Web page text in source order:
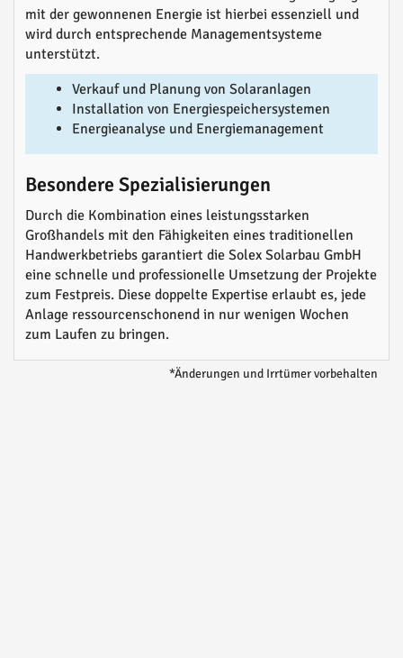
mit der gewonnenen Energie ist hierbei essenziell und
wird durch entsprechende Managementsysteme
unterstützt.
Verkauf und Planung von Solaranlagen
Installation von Energiespeichersystemen
Energieanalyse und Energiemanagement
Besondere Spezialisierungen
Durch die Kombination eines leistungsstarken
Großhandels mit den Fähigkeiten eines traditionellen
Handwerkbetriebs garantiert die Solex Solarbau GmbH
eine schnelle und professionelle Umsetzung der Projekte
zum Festpreis. Diese doppelte Expertise erlaubt es, jede
Anlage ressourcenschonend in nur wenigen Wochen
zum Laufen zu bringen.
*Änderungen und Irrtümer vorbehalten